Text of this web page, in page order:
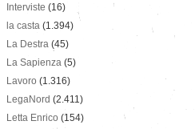
Interviste (16)
la casta (1.394)
La Destra (45)
La Sapienza (5)
Lavoro (1.316)
LegaNord (2.411)
Letta Enrico (154)